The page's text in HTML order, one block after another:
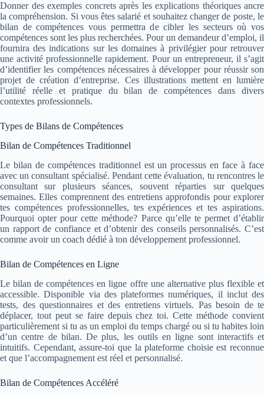
Donner des exemples concrets après les explications théoriques ancre
la compréhension. Si vous êtes salarié et souhaitez changer de poste, le
bilan de compétences vous permettra de cibler les secteurs où vos
compétences sont les plus recherchées. Pour un demandeur d’emploi, il
fournira des indications sur les domaines à privilégier pour retrouver
une activité professionnelle rapidement. Pour un entrepreneur, il s’agit
d’identifier les compétences nécessaires à développer pour réussir son
projet de création d’entreprise. Ces illustrations mettent en lumière
l’utilité réelle et pratique du bilan de compétences dans divers
contextes professionnels.
Types de Bilans de Compétences
Bilan de Compétences Traditionnel
Le bilan de compétences traditionnel est un processus en face à face
avec un consultant spécialisé. Pendant cette évaluation, tu rencontres le
consultant sur plusieurs séances, souvent réparties sur quelques
semaines. Elles comprennent des entretiens approfondis pour explorer
tes compétences professionnelles, tes expériences et tes aspirations.
Pourquoi opter pour cette méthode? Parce qu’elle te permet d’établir
un rapport de confiance et d’obtenir des conseils personnalisés. C’est
comme avoir un coach dédié à ton développement professionnel.
Bilan de Compétences en Ligne
Le bilan de compétences en ligne offre une alternative plus flexible et
accessible. Disponible via des plateformes numériques, il inclut des
tests, des questionnaires et des entretiens virtuels. Pas besoin de te
déplacer, tout peut se faire depuis chez toi. Cette méthode convient
particulièrement si tu as un emploi du temps chargé ou si tu habites loin
d’un centre de bilan. De plus, les outils en ligne sont interactifs et
intuitifs. Cependant, assure-toi que la plateforme choisie est reconnue
et que l’accompagnement est réel et personnalisé.
Bilan de Compétences Accéléré